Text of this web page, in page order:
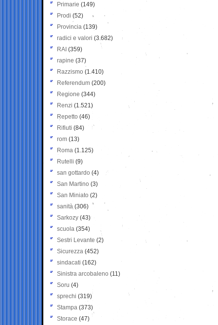
Primarie (149)
Prodi (52)
Provincia (139)
radici e valori (3.682)
RAI (359)
rapine (37)
Razzismo (1.410)
Referendum (200)
Regione (344)
Renzi (1.521)
Repetto (46)
Rifiuti (84)
rom (13)
Roma (1.125)
Rutelli (9)
san gottardo (4)
San Martino (3)
San Miniato (2)
sanità (306)
Sarkozy (43)
scuola (354)
Sestri Levante (2)
Sicurezza (452)
sindacati (162)
Sinistra arcobaleno (11)
Soru (4)
sprechi (319)
Stampa (373)
Storace (47)